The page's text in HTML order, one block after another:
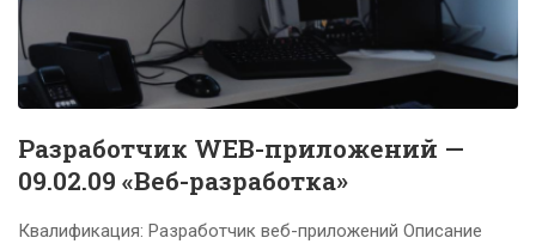
Разработчик WEB-приложений —
09.02.09 «Веб-разработка»
Квалификация: Разработчик веб-приложений Описание